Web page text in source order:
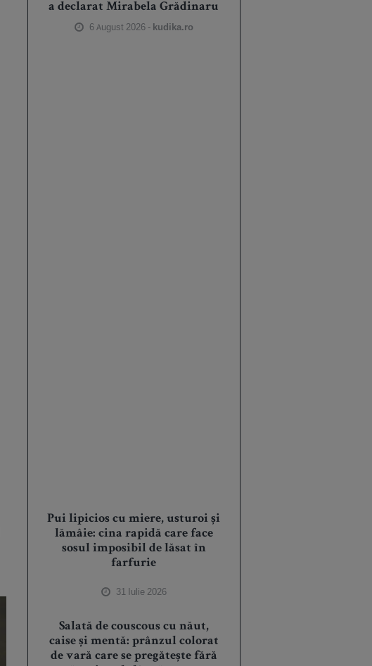
a declarat Mirabela Grădinaru
6 August 2026 - kudika.ro
Pui lipicios cu miere, usturoi și
lămâie: cina rapidă care face
sosul imposibil de lăsat în
farfurie
31 Iulie 2026
Salată de couscous cu năut,
caise și mentă: prânzul colorat
de vară care se pregătește fără